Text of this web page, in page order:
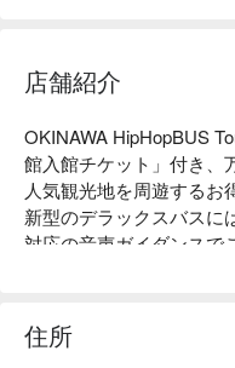
店舗紹介
OKINAWA HipHopBUS
館入館チケット」付き、
人気観光地を周遊するお
新型のデラックスバスに
対応の音声ガイダンスで
Okinawa Bar Hopping
体験できるフードツアー
住所